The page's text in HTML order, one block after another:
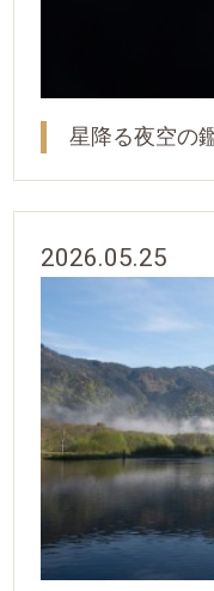
星降る夜空の
2026.05.25